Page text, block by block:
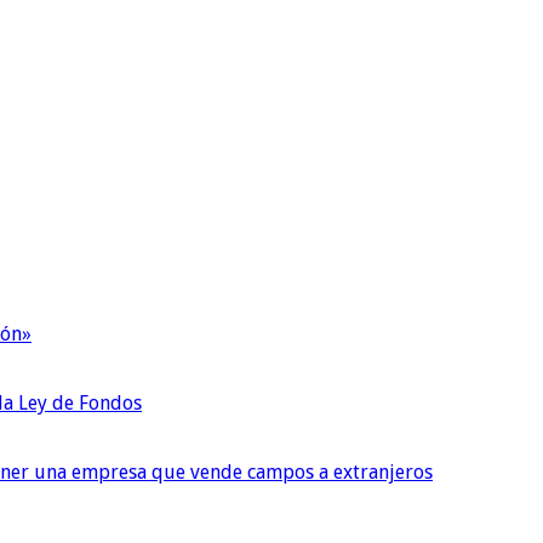
Ley de Fondos
una empresa que vende campos a extranjeros